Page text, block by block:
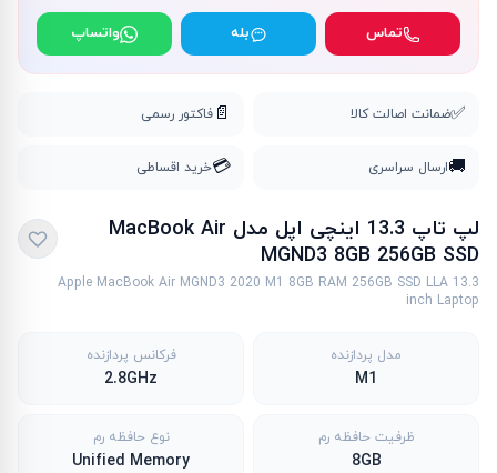
تماس بله واتساپ
✅ضمانت اصالت کالا 📄 فاکتور رسمی
🚚ارسال سراسری 💳خرید اقساطی
لپ تاپ 13.3 اینچی اپل مدل MacBook Air
MGND3 8GB 256GB SSD
Apple MacBook Air MGND3 2020 M1 8GB RAM 256GB SSD LLA 13.3
inch Laptop
مدل پردازنده
M1
فرکانس پردازنده
2.8GHz
ظرفیت حافظه رم
8GB
نوع حافظه رم
Unified Memory